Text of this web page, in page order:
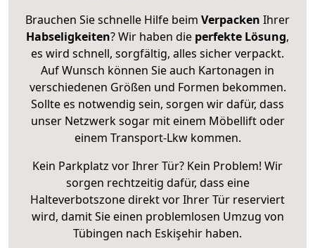
Brauchen Sie schnelle Hilfe beim Verpacken Ihrer
Habseligkeiten? Wir haben die perfekte Lösung,
es wird schnell, sorgfältig, alles sicher verpackt.
Auf Wunsch können Sie auch Kartonagen in
verschiedenen Größen und Formen bekommen.
Sollte es notwendig sein, sorgen wir dafür, dass
unser Netzwerk sogar mit einem Möbellift oder
einem Transport-Lkw kommen.
Kein Parkplatz vor Ihrer Tür? Kein Problem! Wir
sorgen rechtzeitig dafür, dass eine
Halteverbotszone direkt vor Ihrer Tür reserviert
wird, damit Sie einen problemlosen Umzug von
Tübingen nach Eskişehir haben.